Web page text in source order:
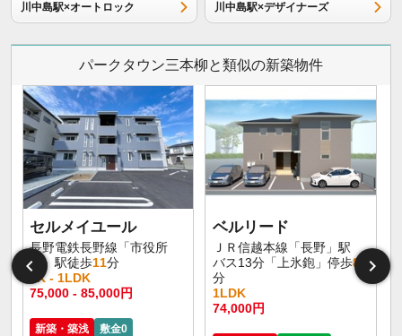
川中島駅×オートロック 川中島駅×デザイナーズ
パークタウン三本柳と類似の新築物件
セルメイユール
長野電鉄長野線「市役所
前」駅徒歩11分
1K - 1LDK
75,000 - 85,000円
新築・築浅
敷金0
ベルリード
ＪＲ信越本線「長野」駅
バス13分「上氷鉋」停歩8
分
1LDK
74,000円